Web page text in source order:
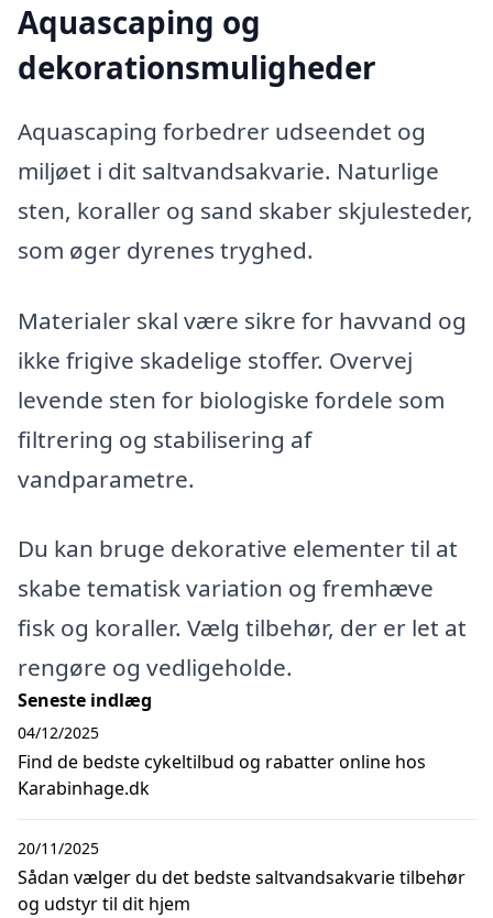
Aquascaping og
dekorationsmuligheder
Aquascaping forbedrer udseendet og
miljøet i dit saltvandsakvarie. Naturlige
sten, koraller og sand skaber skjulesteder,
som øger dyrenes tryghed.
Materialer skal være sikre for havvand og
ikke frigive skadelige stoffer. Overvej
levende sten for biologiske fordele som
filtrering og stabilisering af
vandparametre.
Du kan bruge dekorative elementer til at
skabe tematisk variation og fremhæve
fisk og koraller. Vælg tilbehør, der er let at
rengøre og vedligeholde.
Seneste indlæg
Find de bedste cykeltilbud og rabatter online hos
Karabinhage.dk
04/12/2025
Sådan vælger du det bedste saltvandsakvarie tilbehør
og udstyr til dit hjem
20/11/2025